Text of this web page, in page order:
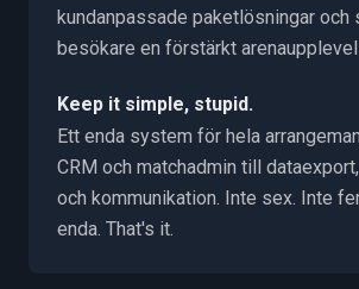
kundanpassade paketlösningar och
besökare en förstärkt
Keep it simple, stupid.
Ett enda system för hela
CRM och matchadmin till
och kommunikation. Inte sex. Inte
enda. That's it.